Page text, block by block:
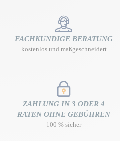
FACHKUNDIGE BERATUNG
kostenlos und maßgeschneidert
ZAHLUNG IN 3 ODER 4
RATEN OHNE GEBÜHREN
100 % sicher